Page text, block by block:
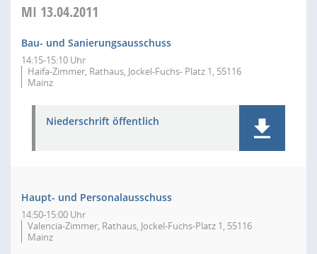
MI 13.04.2011
Bau- und Sanierungsausschuss
14:15-15:10 Uhr
Haifa-Zimmer, Rathaus, Jockel-Fuchs- Platz 1, 55116
Mainz
Niederschrift öffentlich
Haupt- und Personalausschuss
14:50-15:00 Uhr
Valencia-Zimmer, Rathaus, Jockel-Fuchs-Platz 1, 55116
Mainz